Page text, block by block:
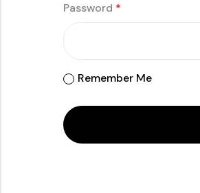
Password *
Remember Me